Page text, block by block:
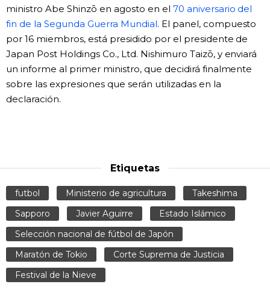
ministro Abe Shinzō en agosto en el 70 aniversario del
fin de la Segunda Guerra Mundial. El panel, compuesto
por 16 miembros, está presidido por el presidente de
Japan Post Holdings Co., Ltd. Nishimuro Taizō, y enviará
un informe al primer ministro, que decidirá finalmente
sobre las expresiones que serán utilizadas en la
declaración.
Etiquetas
futbol Ministerio de agricultura
Takeshima
Sapporo
Javier Aguirre
Estado Islámico
Selección nacional de fútbol de Japón
Maratón de Tokio
Corte Suprema de Justicia
Festival de la Nieve